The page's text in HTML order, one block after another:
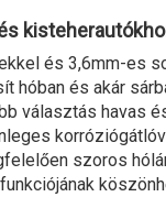
és 3,6mm-es
hóban és akár
választás havas
szoros